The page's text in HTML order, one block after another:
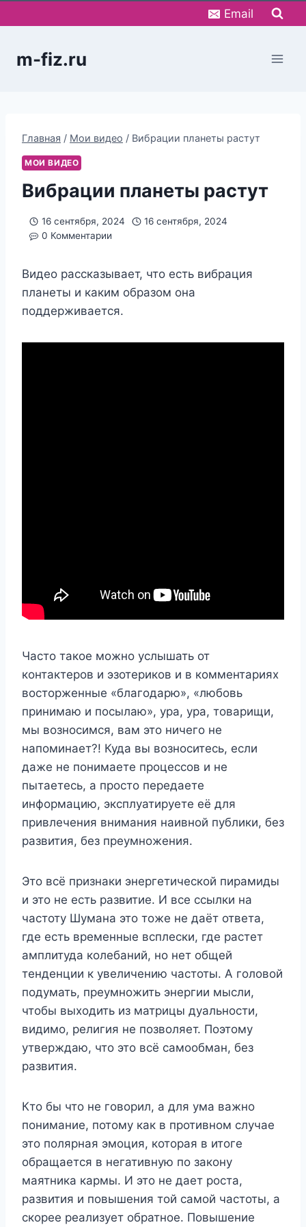
к
Email
m-fiz.ru
Главная / Мои видео / Вибрации планеты растут
МОИ ВИДЕО
Вибрации планеты растут
16 сентября, 2024
16 сентября, 2024
0 Комментарии
Видео рассказывает, что есть вибрация
планеты и каким образом она
поддерживается.
Часто такое можно услышать от
контактеров и эзотериков и в комментариях
восторженные «благодарю», «любовь
принимаю и посылаю», ура, ура, товарищи,
мы возносимся, вам это ничего не
напоминает?! Куда вы возноситесь, если
даже не понимаете процессов и не
пытаетесь, а просто передаете
информацию, эксплуатируете её для
привлечения внимания наивной публики, без
развития, без преумножения.
Это всё признаки энергетической пирамиды
и это не есть развитие. И все ссылки на
частоту Шумана это тоже не даёт ответа,
где есть временные всплески, где растет
амплитуда колебаний, но нет общей
тенденции к увеличению частоты. А головой
подумать, преумножить энергии мысли,
чтобы выходить из матрицы дуальности,
видимо, религия не позволяет. Поэтому
утверждаю, что это всё самообман, без
развития.
Кто бы что не говорил, а для ума важно
понимание, потому как в противном случае
это полярная эмоция, которая в итоге
обращается в негативную по закону
маятника кармы. И это не дает роста,
развития и повышения той самой частоты, а
скорее реализует обратное. Повышение